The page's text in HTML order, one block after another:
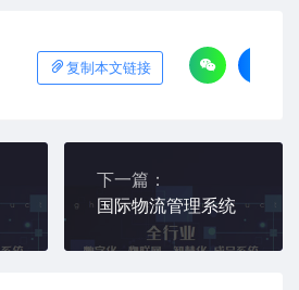
复制本文链接
下一篇：
国际物流管理系统